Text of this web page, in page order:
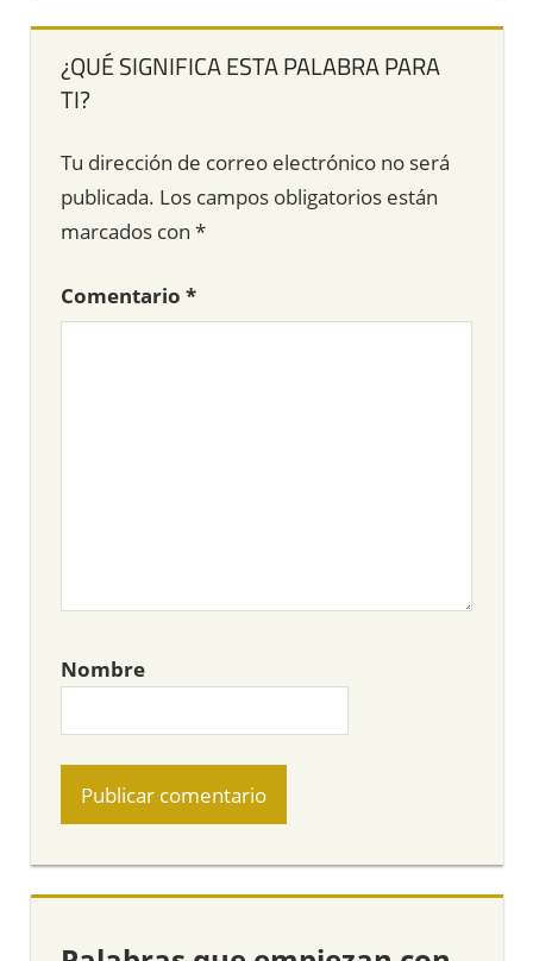
¿QUÉ SIGNIFICA ESTA PALABRA PARA
TI?
Tu dirección de correo electrónico no será
publicada. Los campos obligatorios están
marcados con *
Comentario *
Nombre